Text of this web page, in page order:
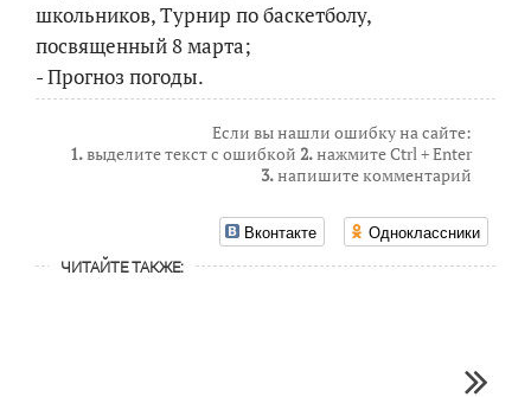
школьников, Турнир по баскетболу,
посвященный 8 марта;
- Прогноз погоды.
Если вы нашли ошибку на сайте:
1.выделите текст с ошибкой 2.нажмите Ctrl + Enter
3.напишите комментарий
Вконтакте Одноклассники
ЧИТАЙТЕ ТАКЖЕ: